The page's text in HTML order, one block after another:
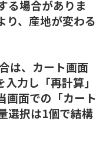
る場合がありま
り、産地が変わる
は、カート画面
力し「再計算」
画面での「カート
選択は1個で結構